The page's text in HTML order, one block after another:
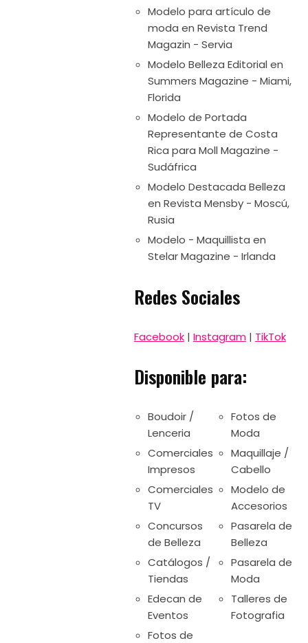
Modelo para artículo de
moda en Revista Trend
Magazin - Servia
Modelo Belleza Editorial en
Summers Magazine - Miami,
Florida
Modelo de Portada
Representante de Costa
Rica para Moll Magazine -
Sudáfrica
Modelo Destacada Belleza
en Revista Mensby - Moscú,
Rusia
Modelo - Maquillista en
Stelar Magazine - Irlanda
Redes Sociales
Facebook | Instagram | TikTok
Disponible para:
Boudoir /
Lenceria
Comerciales
Impresos
Comerciales
TV
Concursos
de Belleza
Catálogos /
Tiendas
Edecan de
Eventos
Fotos de
Fotos de
Moda
Maquillaje /
Cabello
Modelo de
Accesorios
Pasarela de
Belleza
Pasarela de
Moda
Talleres de
Fotografia